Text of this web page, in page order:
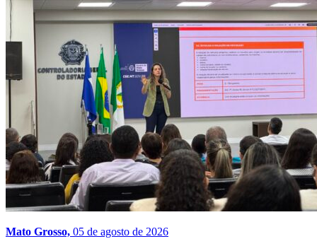
Mato Grosso, 05 de agosto de 2026